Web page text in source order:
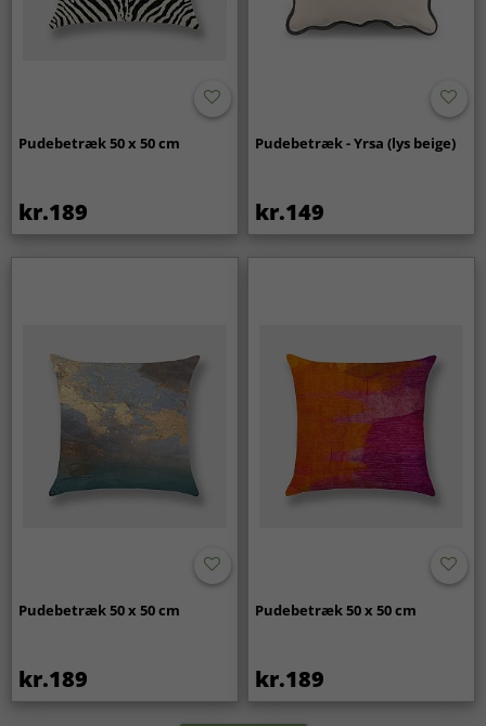
Pudebetræk 50 x 50 cm
kr.189
Pudebetræk - Yrsa (lys beige)
kr.149
Pudebetræk 50 x 50 cm
kr.189
Pudebetræk 50 x 50 cm
kr.189